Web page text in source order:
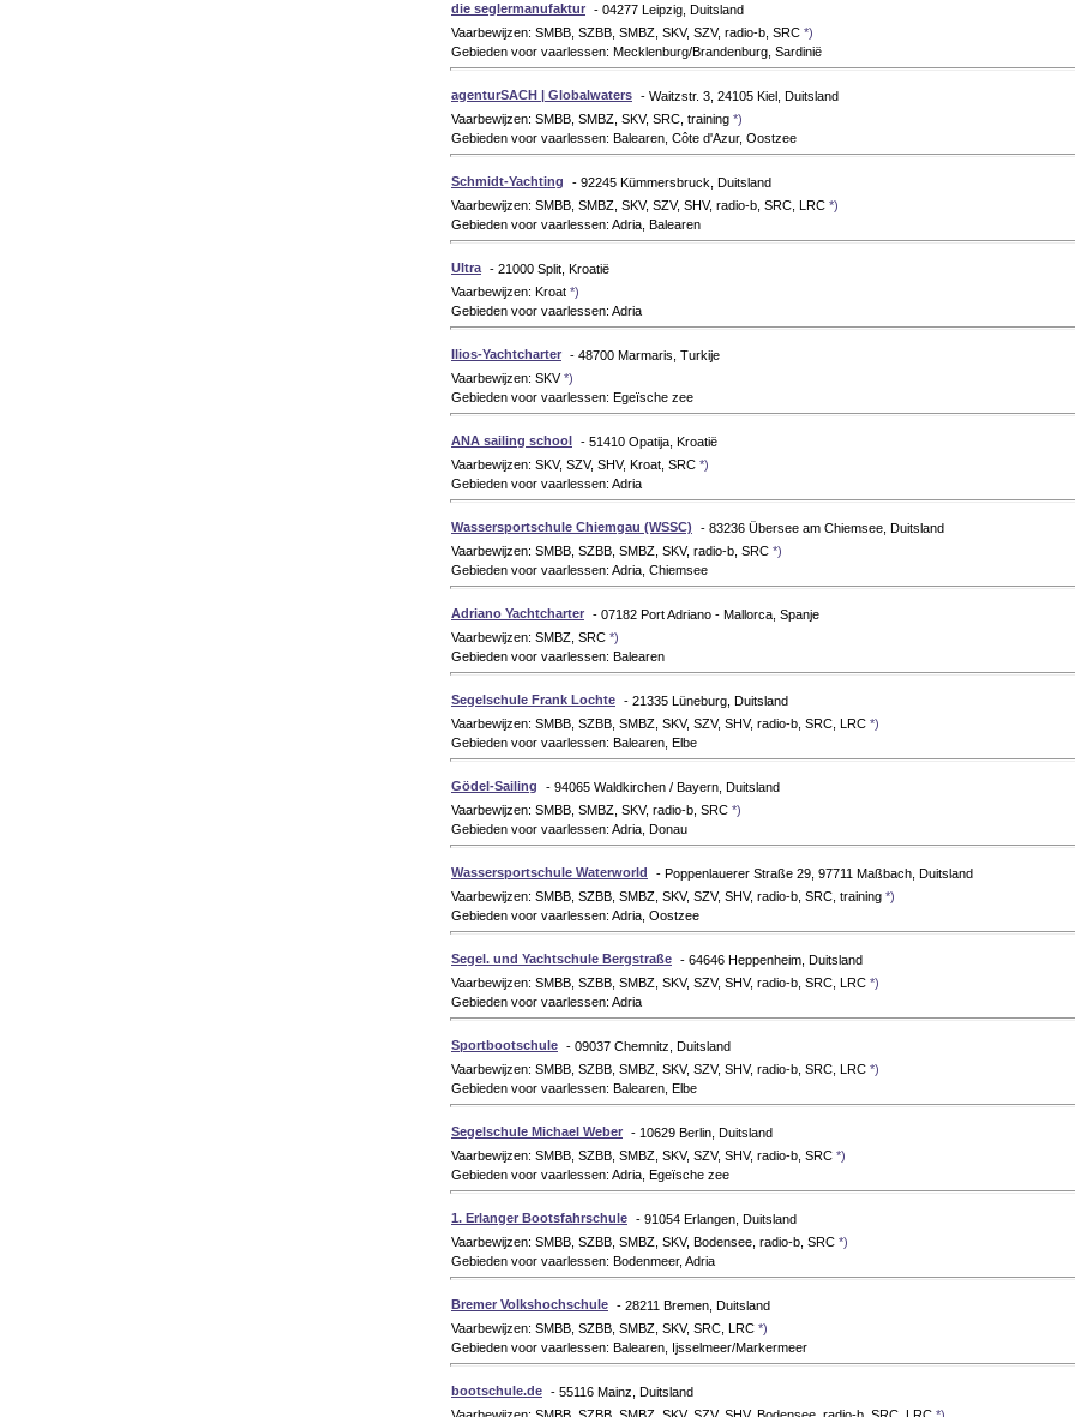
die seglermanufaktur - 04277 Leipzig, Duitsland
Vaarbewijzen: SMBB, SZBB, SMBZ, SKV, SZV, radio-b, SRC *)
Gebieden voor vaarlessen: Mecklenburg/Brandenburg, Sardinië
agenturSACH | Globalwaters - Waitzstr. 3, 24105 Kiel, Duitsland
Vaarbewijzen: SMBB, SMBZ, SKV, SRC, training *)
Gebieden voor vaarlessen: Balearen, Côte d'Azur, Oostzee
Schmidt-Yachting
- 92245 Kümmersbruck, Duitsland
Vaarbewijzen: SMBB, SMBZ, SKV, SZV, SHV, radio-b, SRC, LRC *)
Gebieden voor vaarlessen: Adria, Balearen
Ultra - 21000 Split, Kroatië
Vaarbewijzen: Kroat *)
Gebieden voor vaarlessen: Adria
Ilios-Yachtcharter - 48700 Marmaris, Turkije
Vaarbewijzen: SKV*)
Gebieden voor vaarlessen: Egeïsche zee
ANA sailing school - 51410 Opatija, Kroatië
Vaarbewijzen: SKV, SZV, SHV, Kroat, SRC *)
Gebieden voor vaarlessen: Adria
Wassersportschule Chiemgau (WSSC)
- 83236 Übersee am Chiemsee, Duitsland
Vaarbewijzen: SMBB, SZBB, SMBZ, SKV, radio-b, SRC *)
Gebieden voor vaarlessen: Adria, Chiemsee
Adriano Yachtcharter - 07182 Port Adriano - Mallorca, Spanje
Vaarbewijzen: SMBZ, SRC *)
Gebieden voor vaarlessen: Balearen
Segelschule Frank Lochte - 21335 Lüneburg, Duitsland
Vaarbewijzen: SMBB, SZBB, SMBZ, SKV, SZV, SHV, radio-b, SRC, LRC *)
Gebieden voor vaarlessen: Balearen, Elbe
Gödel-Sailing
- 94065 Waldkirchen / Bayern, Duitsland
Vaarbewijzen: SMBB, SMBZ, SKV, radio-b, SRC *)
Gebieden voor vaarlessen: Adria, Donau
Wassersportschule Waterworld
- Poppenlauerer Straße 29, 97711 Maßbach, Duitsland
Vaarbewijzen: SMBB, SZBB, SMBZ, SKV, SZV, SHV, radio-b, SRC, training *)
Gebieden voor vaarlessen: Adria, Oostzee
Segel. und Yachtschule Bergstraße - 64646 Heppenheim, Duitsland
Vaarbewijzen: SMBB, SZBB, SMBZ, SKV, SZV, SHV, radio-b, SRC, LRC *)
Gebieden voor vaarlessen: Adria
Sportbootschule - 09037 Chemnitz, Duitsland
Vaarbewijzen: SMBB, SZBB, SMBZ, SKV, SZV, SHV, radio-b, SRC, LRC *)
Gebieden voor vaarlessen: Balearen, Elbe
Segelschule Michael Weber - 10629 Berlin, Duitsland
Vaarbewijzen: SMBB, SZBB, SMBZ, SKV, SZV, SHV, radio-b, SRC *)
Gebieden voor vaarlessen: Adria, Egeïsche zee
1. Erlanger Bootsfahrschule - 91054 Erlangen, Duitsland
Vaarbewijzen: SMBB, SZBB, SMBZ, SKV, Bodensee, radio-b, SRC *)
Gebieden voor vaarlessen: Bodenmeer, Adria
Bremer Volkshochschule - 28211 Bremen, Duitsland
Vaarbewijzen: SMBB, SZBB, SMBZ, SKV, SRC, LRC *)
Gebieden voor vaarlessen: Balearen, Ijsselmeer/Markermeer
bootschule.de - 55116 Mainz, Duitsland